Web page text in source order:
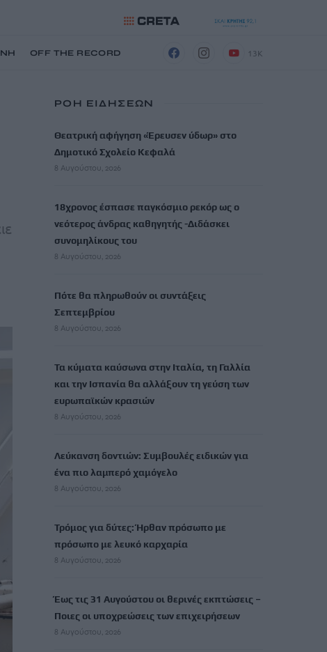
OFF THE RECORD 13K
ΡΟΗ ΕΙΔΗΣΕΩΝ
Θεατρική αφήγηση «Έρευσεν ύδωρ» στο
Δημοτικό Σχολείο Κεφαλά
8 Αυγούστου, 2026
18χρονος έσπασε παγκόσμιο ρεκόρ ως ο
νεότερος άνδρας καθηγητής -Διδάσκει
συνομηλίκους του
8 Αυγούστου, 2026
Πότε θα πληρωθούν οι συντάξεις
Σεπτεμβρίου
8 Αυγούστου, 2026
Τα κύματα καύσωνα στην Ιταλία, τη Γαλλία
και την Ισπανία θα αλλάξουν τη γεύση των
ευρωπαϊκών κρασιών
8 Αυγούστου, 2026
Λεύκανση δοντιών: Συμβουλές ειδικών για
ένα πιο λαμπερό χαμόγελο
8 Αυγούστου, 2026
Τρόμος για δύτες: Ήρθαν πρόσωπο με
πρόσωπο με λευκό καρχαρία
8 Αυγούστου, 2026
Έως τις 31 Αυγούστου οι θερινές εκπτώσεις –
Ποιες οι υποχρεώσεις των επιχειρήσεων
8 Αυγούστου, 2026